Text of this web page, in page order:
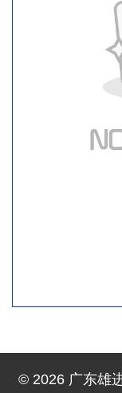
© 2026 广东雄